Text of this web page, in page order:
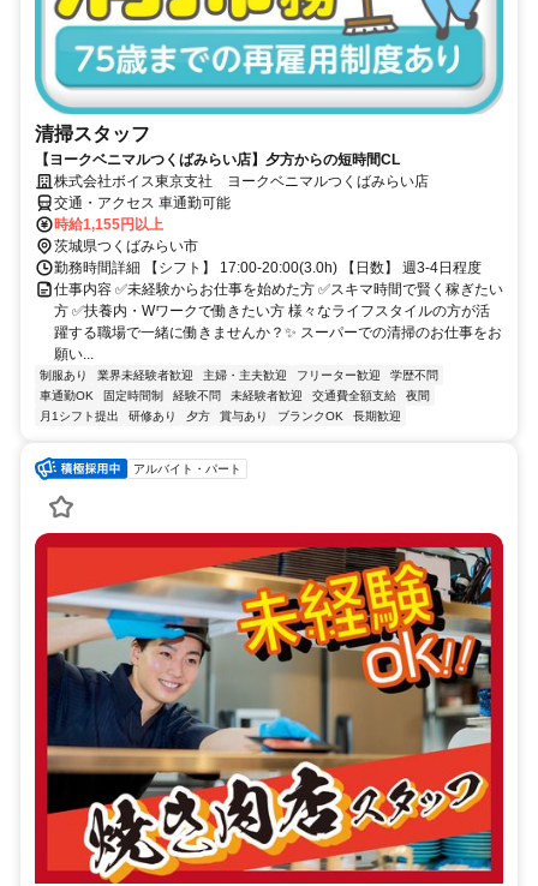
清掃スタッフ
【ヨークベニマルつくばみらい店】夕方からの短時間CL
株式会社ボイス東京支社 ヨークベニマルつくばみらい店
交通・アクセス 車通勤可能
時給1,155円以上
茨城県つくばみらい市
勤務時間詳細 【シフト】 17:00-20:00(3.0h) 【日数】 週3-4日程度
仕事内容 ✅未経験からお仕事を始めた方 ✅スキマ時間で賢く稼ぎたい
方 ✅扶養内・Wワークで働きたい方 様々なライフスタイルの方が活
躍する職場で一緒に働きませんか？✨ スーパーでの清掃のお仕事をお
願い...
制服あり 業界未経験者歓迎 主婦・主夫歓迎 フリーター歓迎
学歴不問
車通勤OK
固定時間制 経験不問 未経験者歓迎 交通費全額支給
夜間
月1シフト提出
研修あり 夕方 賞与あり ブランクOK 長期歓迎
アルバイト・パート